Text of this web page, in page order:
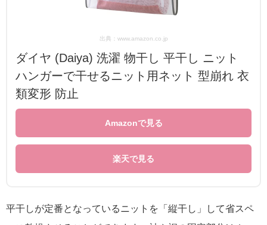
出典：www.amazon.co.jp
ダイヤ (Daiya) 洗濯 物干し 平干し ニット
ハンガーで干せるニット用ネット 型崩れ 衣
類変形 防止
Amazonで見る
楽天で見る
平干しが定番となっているニットを「縦干し」して省スペ